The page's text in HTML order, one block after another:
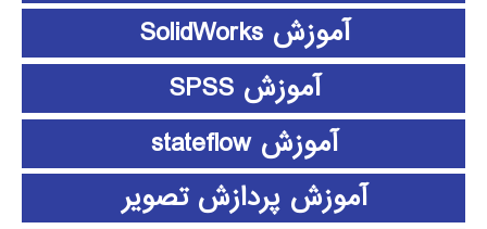
آموزش SolidWorks
آموزش SPSS
آموزش stateflow
آموزش پردازش تصویر